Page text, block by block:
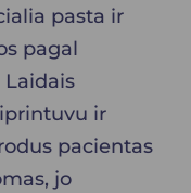
pasta ir
pagal
Laidais
ir
pacientas
jo